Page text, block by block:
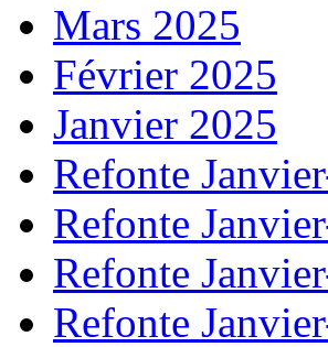
Mars 2025
Février 2025
Janvier 2025
Refonte
Refonte
Refonte
Refonte